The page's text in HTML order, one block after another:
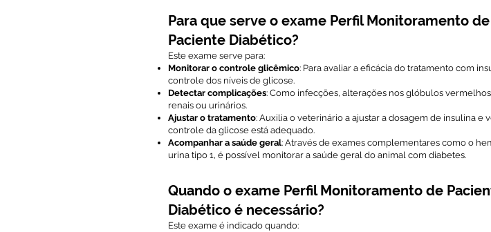
Para que serve o exame Perfil Monitoramento de
Paciente Diabético?
Este exame serve para:
Monitorar o controle glicêmico: Para avaliar a eficácia do tratamento com
controle dos níveis de glicose.
Detectar complicações: Como infecções, alterações nos glóbulos
renais ou urinários.
Ajustar o tratamento: Auxilia o veterinário a ajustar a dosagem de insulina e
controle da glicose está adequado.
Acompanhar a saúde geral: Através de exames complementares como o
urina tipo 1, é possível monitorar a saúde geral do animal com diabetes.
Quando o exame Perfil Monitoramento de
Diabético é necessário?
Este exame é indicado quando: